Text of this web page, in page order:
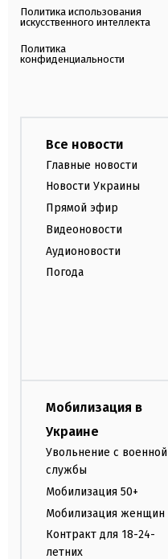
Политика использования
искусственного интеллекта
Политика
конфиденциальности
Все новости
Главные новости
Новости Украины
Прямой эфир
Видеоновости
Аудионовости
Погода
Мобилизация в
Украине
Увольнение с военной
службы
Мобилизация 50+
Мобилизация женщин
Контракт для 18-24-
летних